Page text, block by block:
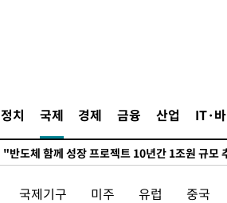
정치 국제 경제 금융 산업 IT·
스카 홍 등 美 진보파 '약진'…2028년 대선판 흔
도 개편안 관련 '與 제안'에 공감…제도 보완 적
"충청권 246조·영남권 107조 투자 프로젝트 올
"연내 메가특구특별법 제정 추진…인허가·환경
폭염…'낮 최고 34도' 무더위는 이어져[내일날
국제기구 미주 유럽 중국